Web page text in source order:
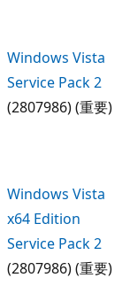
Windows Vista
Service Pack 2
(2807986) (重要)
Windows Vista
x64 Edition
Service Pack 2
(2807986) (重要)